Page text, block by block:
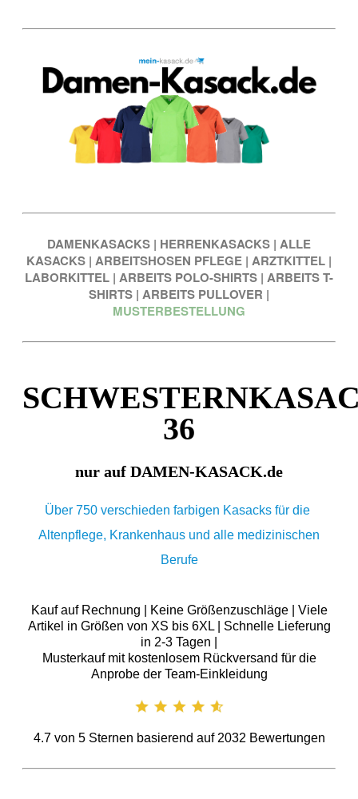
DAMENKASACKS | HERRENKASACKS | ALLE
KASACKS | ARBEITSHOSEN PFLEGE | ARZTKITTEL |
LABORKITTEL | ARBEITS POLO-SHIRTS | ARBEITS T-
SHIRTS | ARBEITS PULLOVER |
MUSTERBESTELLUNG
36
nur auf DAMEN-KASACK.de
Über 750 verschieden farbigen Kasacks für die
Altenpflege, Krankenhaus und alle medizinischen
Berufe
Kauf auf Rechnung | Keine Größenzuschläge | Viele
Artikel in Größen von XS bis 6XL | Schnelle Lieferung
in 2-3 Tagen |
Musterkauf mit kostenlosem Rückversand für die
Anprobe der Team-Einkleidung
4.7von 5Sternen basierend auf 2032 Bewertungen